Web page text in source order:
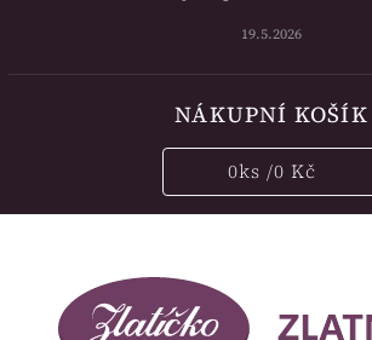
19.5.2026
NÁKUPNÍ KOŠÍK
0ks /0 Kč